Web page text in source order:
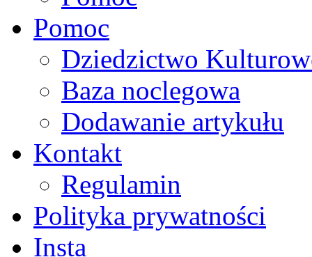
Pomoc
Dziedzictwo
Baza noclegowa
Dodawanie artykułu
Kontakt
Regulamin
Polityka prywatności
Insta